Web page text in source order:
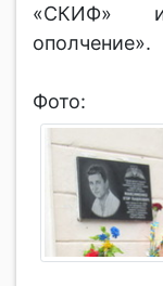
«СКИФ» и
ополчение».
Фото: